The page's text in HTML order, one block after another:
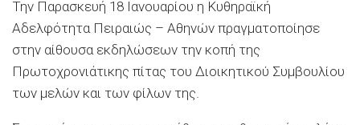
Την Παρασκευή 18 Ιανουαρίου η Κυθηραϊκή
Αδελφότητα Πειραιώς – Αθηνών πραγματοποίησε
στην αίθουσα εκδηλώσεων την κοπή της
Πρωτοχρονιάτικης πίτας του Διοικητικού Συμβουλίου
των μελών και των φίλων της.